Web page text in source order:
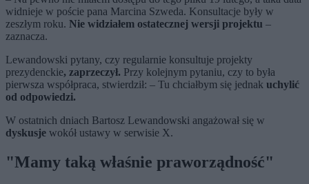
widnieje w poście pana Marcina Szweda. Konsultacje były w
zeszłym roku. Nie widziałem ostatecznej wersji projektu –
zaznacza.
Lewandowski pytany, czy regularnie konsultuje projekty
prezydenckie, zaprzeczył. Przy kolejnym pytaniu, czy to była
pierwsza współpraca, stwierdził: – Tu chciałbym się jednak uchylić
od odpowiedzi.
W ostatnich dniach Bartosz Lewandowski angażował się w
dyskusje wokół ustawy w serwisie X.
"Mamy taką właśnie praworządność"